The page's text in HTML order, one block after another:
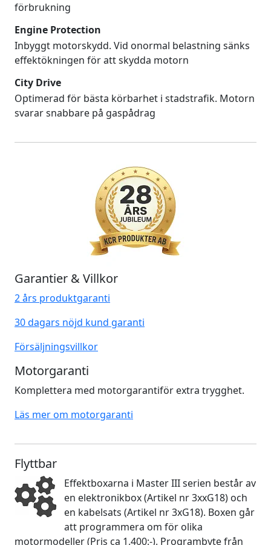
förbrukning
Engine Protection
Inbyggt motorskydd. Vid onormal belastning sänks
effektökningen för att skydda motorn
City Drive
Optimerad för bästa körbarhet i stadstrafik. Motorn
svarar snabbare på gaspådrag
Garantier & Villkor
2 års produktgaranti
30 dagars nöjd kund garanti
Försäljningsvillkor
Motorgaranti
Komplettera med motorgarantiför extra trygghet.
Läs mer om motorgaranti
Flyttbar
Effektboxarna i Master III serien består av
en elektronikbox (Artikel nr 3xxG18) och
en kabelsats (Artikel nr 3xG18). Boxen går
att programmera om för olika
motormodeller (Pris ca 1.400:-). Programbyte från